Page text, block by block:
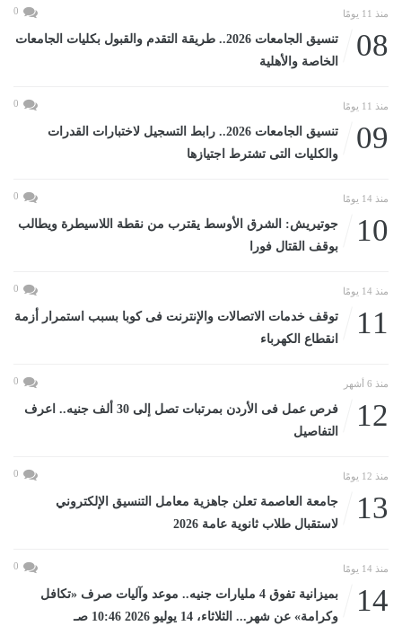
منذ 11 يومًا 0
08
تنسيق الجامعات 2026.. طريقة التقدم والقبول بكليات الجامعات
الخاصة والأهلية
منذ 11 يومًا 0
09
تنسيق الجامعات 2026.. رابط التسجيل لاختبارات القدرات
والكليات التى تشترط اجتيازها
منذ 14 يومًا 0
10
جوتيريش: الشرق الأوسط يقترب من نقطة اللاسيطرة ويطالب
بوقف القتال فورا
منذ 14 يومًا 0
11
توقف خدمات الاتصالات والإنترنت فى كوبا بسبب استمرار أزمة
انقطاع الكهرباء
منذ 6 أشهر 0
12
فرص عمل فى الأردن بمرتبات تصل إلى 30 ألف جنيه.. اعرف
التفاصيل
منذ 12 يومًا 0
13
جامعة العاصمة تعلن جاهزية معامل التنسيق الإلكتروني
لاستقبال طلاب ثانوية عامة 2026
منذ 14 يومًا 0
14
بميزانية تفوق 4 مليارات جنيه.. موعد وآليات صرف «تكافل
وكرامة» عن شهر... الثلاثاء، 14 يوليو 2026 10:46 صـ